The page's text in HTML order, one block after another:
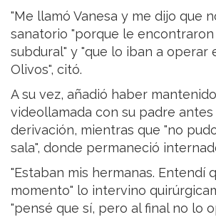
"Me llamó Vanesa y me dijo que
sanatorio "porque le
subdural" y "que lo iban a operar
Olivos", citó.
A su vez, añadió haber
videollamada con su padre antes
derivación, mientras que "no
sala", donde permaneció
"Estaban mis hermanas. Entendí
momento" lo intervino
"pensé que sí, pero al final no lo